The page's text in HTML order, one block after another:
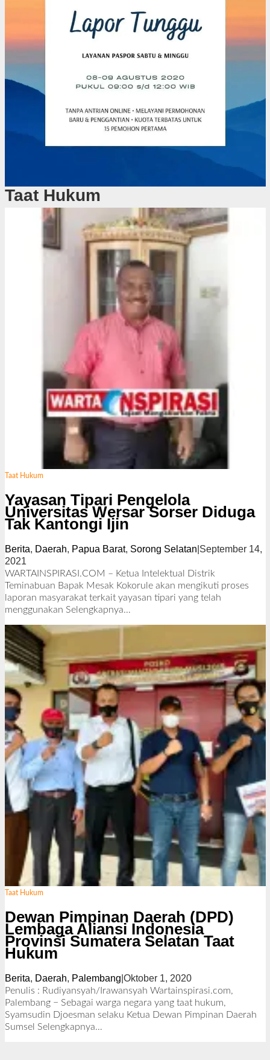
Taat Hukum
Taat Hukum
Yayasan Tipari Pengelola
Universitas Wersar Sorser Diduga
Tak Kantongi Ijin
Berita, Daerah, Papua Barat, Sorong Selatan September 14,
2021
l
e
h
R
d
k
s
i
WARTAINSPIRASI.COM – Ketua Intelektual Distrik
Teminabuan Bapak Mesak Kokorule akan mengikuti proses
laporan masyarakat terkait yayasan tipari yang telah
menggunakan Selengkapnya…
Taat Hukum
Dewan Pimpinan Daerah (DPD)
Lembaga Aliansi Indonesia
Provinsi Sumatera Selatan Taat
Hukum
Berita, Daerah, Palembang Oktober 1, 2020o
l
e
h
Penulis : Rudiyansyah/Irawansyah Wartainspirasi.com,
Palembang − Sebagai warga negara yang taat hukum,
Syamsudin Djoesman selaku Ketua Dewan Pimpinan Daerah
Sumsel Selengkapnya…